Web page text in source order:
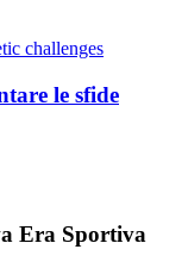
le sfide
Era Sportiva